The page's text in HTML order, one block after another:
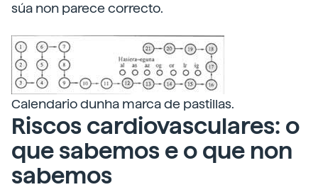
súa non parece correcto.
Calendario dunha marca de pastillas.
Riscos cardiovasculares: o
que sabemos e o que non
sabemos